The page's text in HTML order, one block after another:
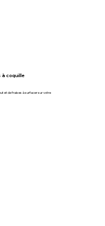
coquille
et de fraises à surfacer sur votre